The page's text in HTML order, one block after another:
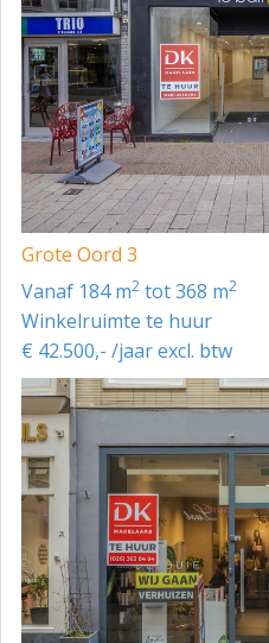
Grote Oord 3
vanaf 184 m2 tot 368 m2
Winkelruimte te huur
€ 42.500,- /jaar excl. btw